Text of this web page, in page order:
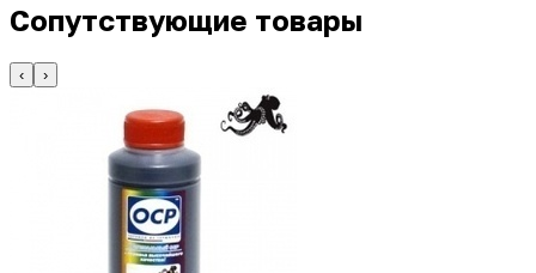
Сопутствующие товары
‹ ›